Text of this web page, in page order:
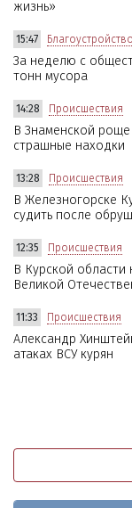
жизнь»
15:47 Благоустройство
За неделю с
тонн мусора
14:28 Происшествия
В Знаменской
страшные находки
13:28 Происшествия
В Железногорске
судить после
12:35 Происшествия
В Курской
Великой
11:33 Происшествия
Александр
атаках ВСУ курян